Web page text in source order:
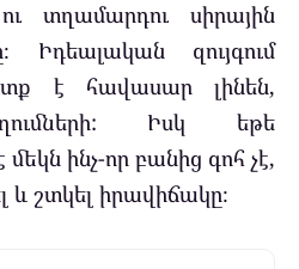
տղամարդու սիրային
Իդեալական զույգում
է հավասար լինեն,
Իսկ եթե
մեկն ինչ-որ բանից գոհ չէ,
շտկել իրավիճակը։